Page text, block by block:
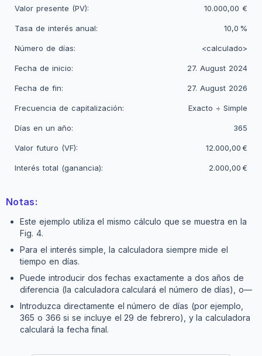
Valor presente (PV): 10.000,00 €
Tasa de interés anual: 10,0 %
Número de días: <calculado>
Fecha de inicio: 27. August 2024
Fecha de fin: 27. August 2026
Frecuencia de capitalización: Exacto ÷ Simple
Días en un año: 365
Valor futuro (VF): 12.000,00 €
Interés total (ganancia): 2.000,00 €
Notas:
Este ejemplo utiliza el mismo cálculo que se muestra en la
Fig. 4.
Para el interés simple, la calculadora siempre mide el
tiempo en días.
Puede introducir dos fechas exactamente a dos años de
diferencia (la calculadora calculará el número de días), o—
Introduzca directamente el número de días (por ejemplo,
365 o 366 si se incluye el 29 de febrero), y la calculadora
calculará la fecha final.